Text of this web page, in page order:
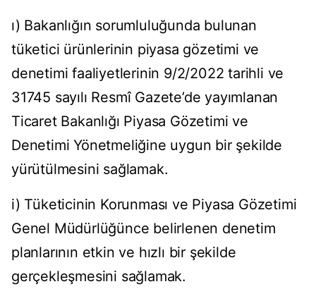
ı) Bakanlığın sorumluluğunda bulunan
tüketici ürünlerinin piyasa gözetimi ve
denetimi faaliyetlerinin 9/2/2022 tarihli ve
31745 sayılı Resmî Gazete’de yayımlanan
Ticaret Bakanlığı Piyasa Gözetimi ve
Denetimi Yönetmeliğine uygun bir şekilde
yürütülmesini sağlamak.
i) Tüketicinin Korunması ve Piyasa Gözetimi
Genel Müdürlüğünce belirlenen denetim
planlarının etkin ve hızlı bir şekilde
gerçekleşmesini sağlamak.